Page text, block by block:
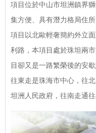
項目位於中山市坦洲鎮界
集方便、具有潛力格局住所
項目以北歐輕奢簡約外立
利路，本項目處於珠坦兩
目卻又是一路繁榮後的安
往東走是珠海市中心，往
坦洲人民政府，往南走通